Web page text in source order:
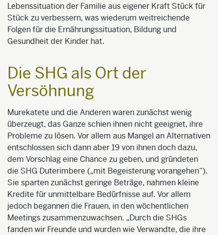
Lebenssituation der Familie aus eigener Kraft Stück für
Stück zu verbessern, was wiederum weitreichende
Folgen für die Ernährungssituation, Bildung und
Gesundheit der Kinder hat.
Die SHG als Ort der
Versöhnung
Murekatete und die Anderen waren zunächst wenig
überzeugt, das Ganze schien ihnen nicht geeignet, ihre
Probleme zu lösen. Vor allem aus Mangel an Alternativen
entschlossen sich dann aber 19 von ihnen doch dazu,
dem Vorschlag eine Chance zu geben, und gründeten
die SHG Duterimbere („mit Begeisterung vorangehen“).
Sie sparten zunächst geringe Beträge, nahmen kleine
Kredite für unmittelbare Bedürfnisse auf. Vor allem
jedoch begannen die Frauen, in den wöchentlichen
Meetings zusammenzuwachsen. „Durch die SHGs
fanden wir Freunde und wurden wie Verwandte, die ihre